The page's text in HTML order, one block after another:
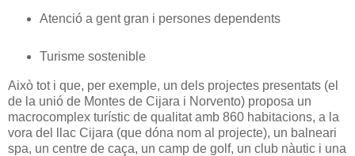
Atenció a gent gran i persones dependents
Turisme sostenible
Això tot i que, per exemple, un dels projectes presentats (el
de la unió de Montes de Cijara i Norvento) proposa un
macrocomplex turístic de qualitat amb 860 habitacions, a la
vora del llac Cijara (que dóna nom al projecte), un balneari
spa, un centre de caça, un camp de golf, un club nàutic i una